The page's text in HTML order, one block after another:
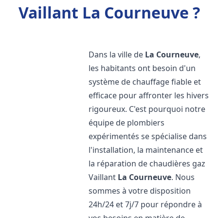
Vaillant La Courneuve ?
Dans la ville de La Courneuve,
les habitants ont besoin d'un
système de chauffage fiable et
efficace pour affronter les hivers
rigoureux. C'est pourquoi notre
équipe de plombiers
expérimentés se spécialise dans
l'installation, la maintenance et
la réparation de chaudières gaz
Vaillant La Courneuve. Nous
sommes à votre disposition
24h/24 et 7j/7 pour répondre à